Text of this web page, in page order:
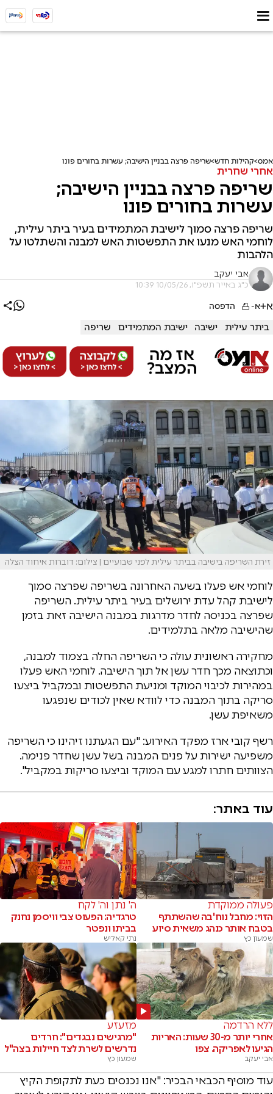
אמס קהילות חדש שריפה פרצה בבניין הישיבה; עשרות בחורים פונו
אחרי שחרית
שריפה פרצה בבניין הישיבה;
עשרות בחורים פונו
שריפה פרצה סמוך לישיבת המתמידים בעיר ביתר עילית,
לוחמי האש מנעו את התפשטות האש למבנה והשתלטו על
הלהבות
אבי יעקב
כ"ג באייר תשפ"ו, 10/05/26 10:39
א+א- הדפסה
ביתר עילית ישיבה ישיבת המתמידים שריפה
זירת השריפה בישיבה בביתר עילית לפני שבועיים | צילום: דוברות איחוד הצלה
לוחמי אש פעלו בשעה האחרונה בשריפה שפרצה סמוך
לישיבת קהל עדת ירושלים בעיר ביתר עילית. השריפה
שפרצה בכניסה לחדר מדרגות במבנה הישיבה זאת בזמן
שהישיבה מלאה בתלמידים.
מחקירה ראשונית עולה כי השריפה החלה בצמוד למבנה,
וכתוצאה מכך חדר עשן אל תוך הישיבה. לוחמי האש פעלו
במהירות לכיבוי המוקד ומניעת התפשטות ובמקביל ביצעו
סריקה בתוך המבנה כדי לוודא שאין לכודים שנפגעו
משאיפת עשן.
רשף קובי ארז מפקד האירוע: "עם הגעתנו זיהינו כי השריפה
משפיעה ישירות על פנים המבנה בשל עשן שחדר פנימה.
הצוותים חתרו למגע עם המוקד וביצעו סריקות במקביל".
עוד באתר:
פעולה ממוקדת
הזוי: מחבל נוח'בה שהשתתף
בטבח אותר כנהג משאית סיוע
שמעון כץ
ה' נתן וה' לקח
טרגדיה: הפעוט צבי וויסמן נחנק
בביתו ונפטר
נתי קאליש
ללא הרדמה
אחרי יותר מ-30 שעות: האריות
הגיעו לאפריקה. צפו
אבי יעקב
מזעזע
"מרגישים נבגדים": חרדים
נדרשים לשרת לצד חיילות בצה"ל
שמעון כץ
עוד מוסיף הכבאי הבכיר: "אנו נכנסים כעת לתקופת הקיץ